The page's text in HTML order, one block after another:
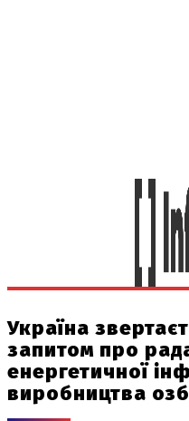
Україна
запитом про
енергетичної
виробництва